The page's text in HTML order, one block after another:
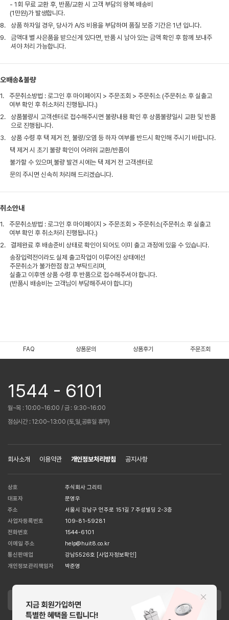
- 1회 무료 교환 후, 반품/교환 시 고객 부담의 왕복 배송비
(1만원)가 발생합니다.
8.
상품 하자일 경우, 당사가 A/S 비용을 부담하며 품질 보증 기간은 1년 입니다.
9.
금액대 별 사은품을 받으신게 있다면, 반품 시 남아 있는 금액 확인 후 함께 보내주
셔야 처리 가능합니다.
오배송&불량
1.
주문취소방법 : 로그인 후 마이페이지 > 주문조회 > 주문취소 (주문취소 후 실출고
여부 확인 후 취소처리 진행됩니다.)
2.
상품불량시 고객센터로 접수해주시면 불량내용 확인 후 상품불량일시 교환 및 반품
으로 진행됩니다.
3.
상품 수령 후 택 제거 전, 불량/오염 등 하자 여부를 반드시 확인해 주시기 바랍니다.
택 제거 시 초기 불량 확인이 어려워 교환/반품이
불가할 수 있으며,불량 발견 시에는 택 제거 전 고객센터로
문의 주시면 신속히 처리해 드리겠습니다.
취소안내
1.
주문취소방법 : 로그인 후 마이페이지 > 주문조회 > 주문취소(주문취소 후 실출고
여부 확인 후 취소처리 진행됩니다.)
2.
결제완료 후 배송준비 상태로 확인이 되어도 이미 출고 과정에 있을 수 있습니다.
송장입력전이라도 실제 출고작업이 이루어진 상태에선
주문취소가 불가한점 참고 부탁드리며,
실출고 이후엔 상품 수령 후 반품으로 접수해주셔야 합니다.
(반품시 배송비는 고객님이 부담해주셔야 합니다)
FAQ 상품문의 상품후기 주문조회
1544 - 6101
월~목 : 10:00~16:00 / 금 : 9:30~16:00
점심시간 : 12:00~13:00 (토,일,공휴일 휴무)
회사소개 이용약관 개인정보처리방침 공지사항
상호
주식회사 그리티
대표자
문영우
주소
서울시 강남구 언주로 151길 7 주성빌딩 2-3층
사업자등록번호
109-81-59281
전화번호
1544-6101
이메일 주소
help@huit8.co.kr
통신판매업
강남5526호 [사업자정보확인]
개인정보관리책임자
박준영
APPLE STORE